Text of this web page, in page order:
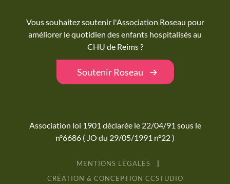
Vous souhaitez soutenir l'Association Roseau pour
améliorer le quotidien des enfants hospitalisés au
CHU de Reims ?
Soutenir Roseau
Association loi 1901 déclarée le 22/04/91 sous le
n°6686 ( JO du 29/05/1991 n°22 )
MENTIONS LÉGALES
|
CRÉATION & CONCEPTION CCSTUDIO